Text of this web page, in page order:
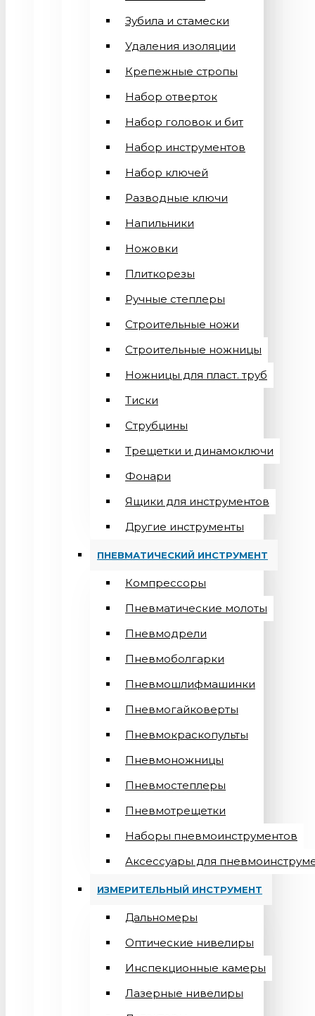
Зубила и стамески
Удаления изоляции
Крепежные стропы
Набор отверток
Набор головок и бит
Набор инструментов
Набор ключей
Разводные ключи
Напильники
Ножовки
Плиткорезы
Ручные степлеры
Строительные ножи
Строительные ножницы
Ножницы для пласт. труб
Тиски
Струбцины
Трещетки и динамоключи
Фонари
Ящики для инструментов
Другие инструменты
ПНЕВМАТИЧЕСКИЙ ИНСТРУМЕНТ
Компрессоры
Пневматические молоты
Пневмодрели
Пневмоболгарки
Пневмошлифмашинки
Пневмогайковерты
Пневмокраскопульты
Пневмоножницы
Пневмостеплеры
Пневмотрещетки
Наборы пневмоинструментов
Аксессуары для
ИЗМЕРИТЕЛЬНЫЙ ИНСТРУМЕНТ
Дальномеры
Оптические нивелиры
Инспекционные камеры
Лазерные нивелиры